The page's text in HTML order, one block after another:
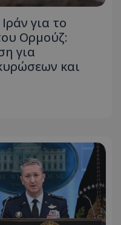
για το
Ορμούζ:
για
και